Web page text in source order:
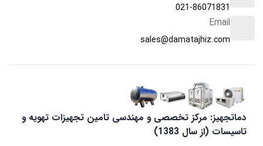
021-86071831
Email
sales@damatajhiz.com
دماتجهیز: مرکز تخصصی و مهندسی تامین تجهیزات تهویه و
تاسیسات (از سال 1383)